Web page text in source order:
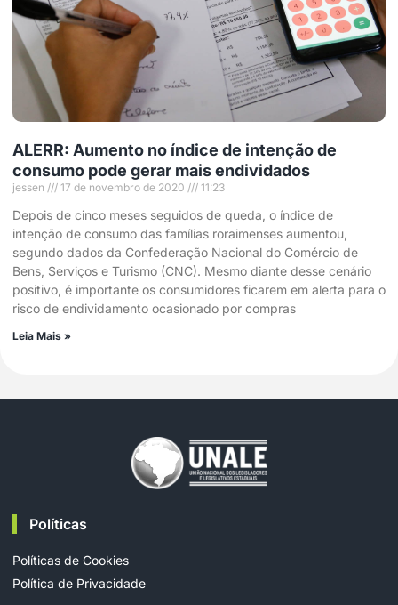
ALERR: Aumento no índice de intenção de
consumo pode gerar mais endividados
jessen 17 de novembro de 2020 11:23
Depois de cinco meses seguidos de queda, o índice de
intenção de consumo das famílias roraimenses aumentou,
segundo dados da Confederação Nacional do Comércio de
Bens, Serviços e Turismo (CNC). Mesmo diante desse cenário
positivo, é importante os consumidores ficarem em alerta para o
risco de endividamento ocasionado por compras
Leia Mais »
Políticas
Políticas de Cookies
Política de Privacidade